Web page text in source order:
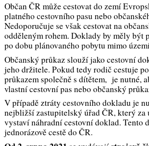
Občan ČR může cestovat do zemí
platného cestovního pasu nebo
Nedoporučuje se však cestovat na
odděleným rohem. Doklady by měly být
po dobu plánovaného pobytu mimo
Občanský průkaz slouží jako cestovní
jeho držitele. Pokud tedy rodič cestuje
průkazem společně s dítětem, je nutné,
vlastní cestovní pas nebo občanský
V případě ztráty cestovního dokladu je
nejbližší zastupitelský úřad ČR, který za
vystaví náhradní cestovní doklad. Tento
jednorázově cestě do ČR.